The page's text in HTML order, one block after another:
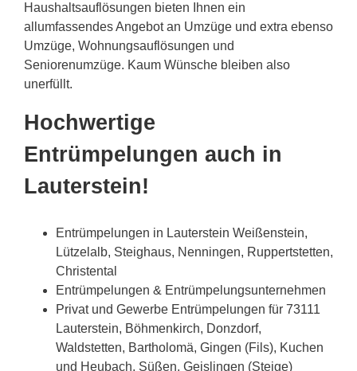
Haushaltsauflösungen bieten Ihnen ein
allumfassendes Angebot an Umzüge und extra ebenso
Umzüge, Wohnungsauflösungen und
Seniorenumzüge. Kaum Wünsche bleiben also
unerfüllt.
Hochwertige
Entrümpelungen auch in
Lauterstein!
Entrümpelungen in Lauterstein Weißenstein,
Lützelalb, Steighaus, Nenningen, Ruppertstetten,
Christental
Entrümpelungen & Entrümpelungsunternehmen
Privat und Gewerbe Entrümpelungen für 73111
Lauterstein, Böhmenkirch, Donzdorf,
Waldstetten, Bartholomä, Gingen (Fils), Kuchen
und Heubach, Süßen, Geislingen (Steige)